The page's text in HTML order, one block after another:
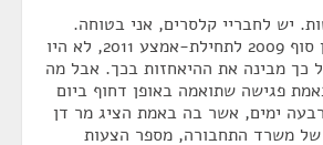
יש לחבריי קלסרים, אני בטוחה.
התקיימות פגישות בין סוף 2009 לתחילת-אמצע 2011, לא היו
כך מבינה את ההיאחזות בכך. אבל מה
פגישה שתואמה באופן דחוף ביום
ימים, אשר בה באמת הציג מר דן
משרד התחבורה, מספר הצעות